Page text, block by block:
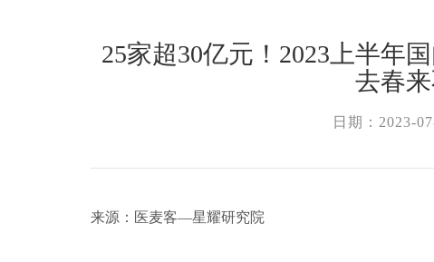
25家超30亿元！2023上半年
去春
日期：2023-
来源：医麦客—星耀研究院